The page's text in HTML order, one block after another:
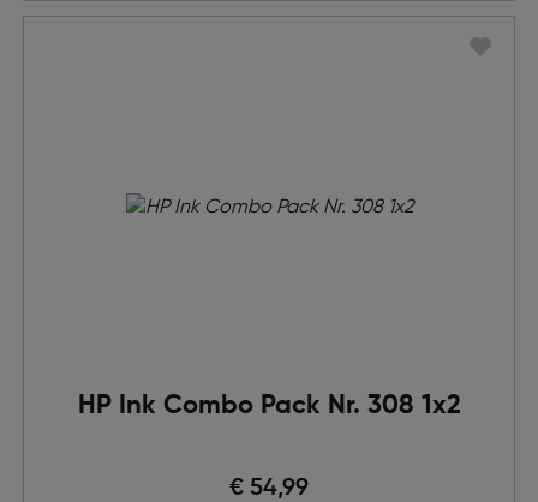
HP Ink Combo Pack Nr. 308 1x2
€ 54,99